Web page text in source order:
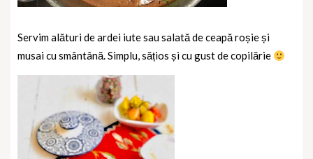
Servim alături de ardei iute sau salată de ceapă roșie și
musai cu smântână. Simplu, sățios și cu gust de copilărie